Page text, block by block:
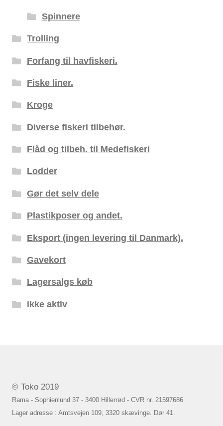
Spinnere
Trolling
Forfang til havfiskeri.
Fiske liner.
Kroge
Diverse fiskeri tilbehør.
Flåd og tilbeh. til Medefiskeri
Lodder
Gør det selv dele
Plastikposer og andet.
Eksport (ingen levering til Danmark).
Gavekort
Lagersalgs køb
ikke aktiv
© Toko 2019
Rama - Sophienlund 37 - 3400 Hillerrød - CVR nr. 21597686
Lager adresse : Amtsvejen 109, 3320 skævinge. Dør 41.